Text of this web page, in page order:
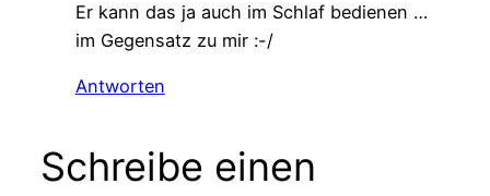
Er kann das ja auch im Schlaf bedienen …
im Gegensatz zu mir :-/
Antworten
Schreibe einen